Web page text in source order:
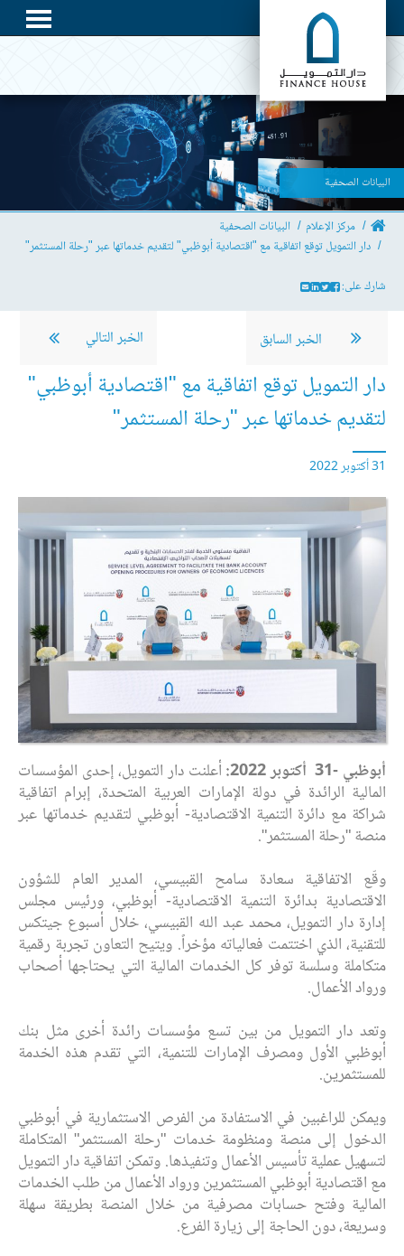
البيانات الصحفية
مركز الإعلام
البيانات الصحفية
دار التمويل توقع اتفاقية مع "اقتصادية أبوظبي" لتقديم خدماتها عبر "رحلة المستثمر"
شارك على:
الخبر السابق الخبر التالي
دار التمويل توقع اتفاقية مع "اقتصادية أبوظبي"
لتقديم خدماتها عبر "رحلة المستثمر"
31 أكتوبر 2022
أبوظبي -31 أكتوبر 2022:
أعلنت دار التمويل، إحدى المؤسسات
المالية الرائدة في دولة الإمارات العربية المتحدة، إبرام اتفاقية
شراكة مع دائرة التنمية الاقتصادية- أبوظبي لتقديم خدماتها عبر
منصة "رحلة المستثمر".
وقّع الاتفاقية سعادة سامح القبيسي، المدير العام للشؤون
الاقتصادية بدائرة التنمية الاقتصادية- أبوظبي، ورئيس مجلس
إدارة دار التمويل، محمد عبد الله القبيسي، خلال أسبوع جيتكس
للتقنية، الذي اختتمت فعالياته مؤخراً. ويتيح التعاون تجربة رقمية
متكاملة وسلسة توفر كل الخدمات المالية التي يحتاجها أصحاب
ورواد الأعمال.
وتعد دار التمويل من بين تسع مؤسسات رائدة أخرى مثل بنك
أبوظبي الأول ومصرف الإمارات للتنمية، التي تقدم هذه الخدمة
للمستثمرين.
ويمكن للراغبين في الاستفادة من الفرص الاستثمارية في أبوظبي
الدخول إلى منصة ومنظومة خدمات "رحلة المستثمر" المتكاملة
لتسهيل عملية تأسيس الأعمال وتنفيذها. وتمكن اتفاقية دار التمويل
مع اقتصادية أبوظبي المستثمرين ورواد الأعمال من طلب الخدمات
المالية وفتح حسابات مصرفية من خلال المنصة بطريقة سهلة
وسريعة، دون الحاجة إلى زيارة الفرع.